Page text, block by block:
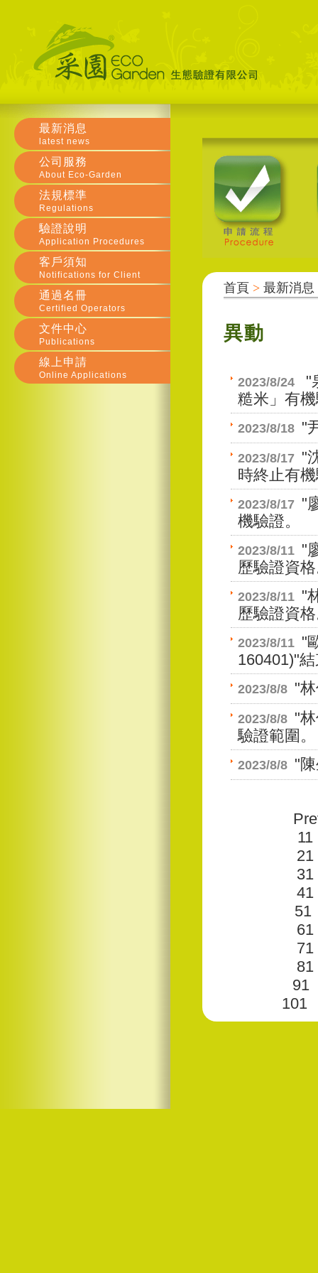
首頁 > 最新消息
異動
2023/8/24
"
糙米」有
2023/8/18 "
2023/8/17 "
時終止有
2023/8/17 "
機驗證。
2023/8/11 "
歷驗證資
2023/8/11 "
歷驗證資
2023/8/11 "
160401)"
2023/8/8 "
2023/8/8 "
驗證範圍。
2023/8/8 "
11
21
31
41
51
61
71
81
91
101
最新消息
latest news
公司服務
About Eco-Garden
法規標準
Regulations
驗證說明
Application Procedures
客戶須知
Notifications for Client
通過名冊
Certified Operators
文件中心
Publications
線上申請
Online Applications